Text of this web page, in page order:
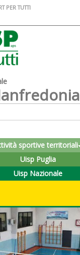
PER TUTTI
sportive territoriali
Uisp Puglia
Uisp Nazionale